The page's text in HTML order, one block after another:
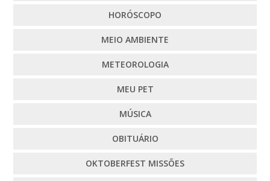
HORÓSCOPO
MEIO AMBIENTE
METEOROLOGIA
MEU PET
MÚSICA
OBITUÁRIO
OKTOBERFEST MISSÕES